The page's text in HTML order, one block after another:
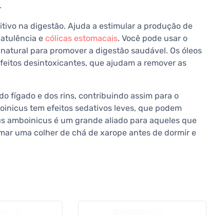
na digestão. Ajuda a estimular a produção de
e cólicas estomacais. Você pode usar o
para promover a digestão saudável. Os óleos
desintoxicantes, que ajudam a remover as
fígado e dos rins, contribuindo assim para o
tem efeitos sedativos leves, que podem
amboinicus é um grande aliado para aqueles que
uma colher de chá de xarope antes de dormir e